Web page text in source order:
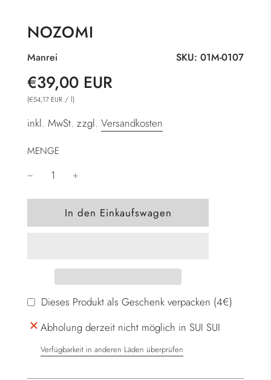
NOZOMI
SKU: 01M-0107
Manrei
Sonderpreis
Normaler
Preis
€39,00 EUR
(€54,17 EUR / l)
inkl. MwSt. zzgl. Versandkosten
MENGE
W
i
g
e
l
d
n
In den Einkaufswagen
Dieses Produkt als Geschenk verpacken (4€)
Abholung derzeit nicht möglich in SUI SUI
Verfügbarkeit in anderen Läden überprüfen